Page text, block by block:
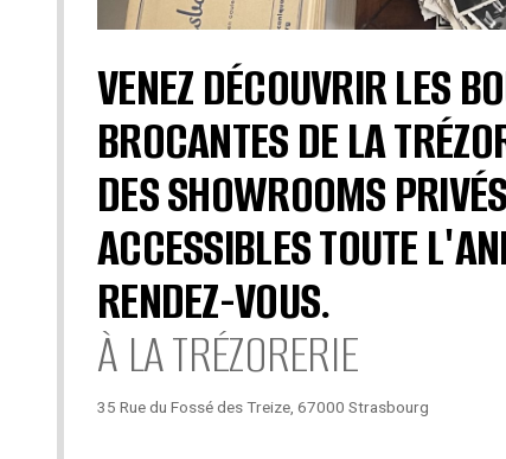
VENEZ DÉCOUVRIR LES
BROCANTES DE LA
DES SHOWROOMS PRIVÉS
ACCESSIBLES TOUTE
RENDEZ-VOUS.
À LA TRÉZORERIE
35 Rue du Fossé des Treize, 67000 Strasbourg